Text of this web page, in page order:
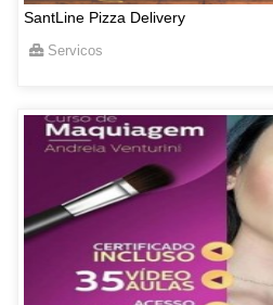
SantLine Pizza Delivery
Servicos